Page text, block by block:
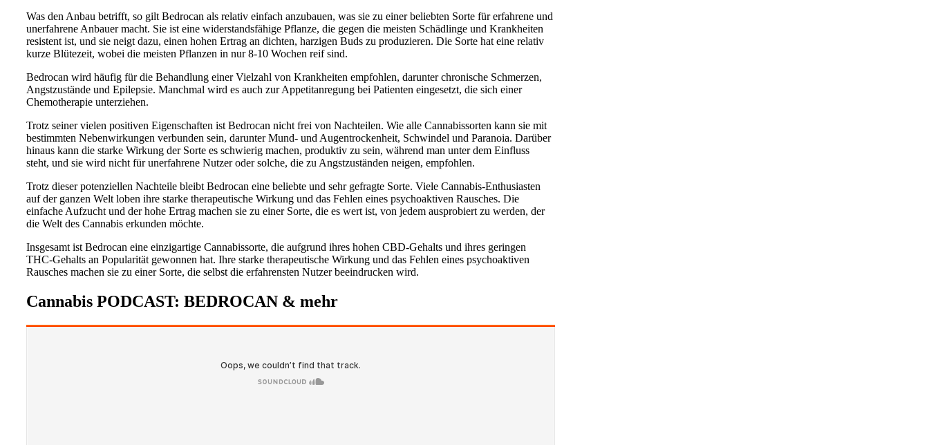
Was den Anbau betrifft, so gilt Bedrocan als relativ einfach anzubauen, was sie zu einer beliebten Sorte für erfahrene und
unerfahrene Anbauer macht. Sie ist eine widerstandsfähige Pflanze, die gegen die meisten Schädlinge und Krankheiten
resistent ist, und sie neigt dazu, einen hohen Ertrag an dichten, harzigen Buds zu produzieren. Die Sorte hat eine relativ
kurze Blütezeit, wobei die meisten Pflanzen in nur 8-10 Wochen reif sind.
Bedrocan wird häufig für die Behandlung einer Vielzahl von Krankheiten empfohlen, darunter chronische Schmerzen,
Angstzustände und Epilepsie. Manchmal wird es auch zur Appetitanregung bei Patienten eingesetzt, die sich einer
Chemotherapie unterziehen.
Trotz seiner vielen positiven Eigenschaften ist Bedrocan nicht frei von Nachteilen. Wie alle Cannabissorten kann sie mit
bestimmten Nebenwirkungen verbunden sein, darunter Mund- und Augentrockenheit, Schwindel und Paranoia. Darüber
hinaus kann die starke Wirkung der Sorte es schwierig machen, produktiv zu sein, während man unter dem Einfluss
steht, und sie wird nicht für unerfahrene Nutzer oder solche, die zu Angstzuständen neigen, empfohlen.
Trotz dieser potenziellen Nachteile bleibt Bedrocan eine beliebte und sehr gefragte Sorte. Viele Cannabis-Enthusiasten
auf der ganzen Welt loben ihre starke therapeutische Wirkung und das Fehlen eines psychoaktiven Rausches. Die
einfache Aufzucht und der hohe Ertrag machen sie zu einer Sorte, die es wert ist, von jedem ausprobiert zu werden, der
die Welt des Cannabis erkunden möchte.
Insgesamt ist Bedrocan eine einzigartige Cannabissorte, die aufgrund ihres hohen CBD-Gehalts und ihres geringen
THC-Gehalts an Popularität gewonnen hat. Ihre starke therapeutische Wirkung und das Fehlen eines psychoaktiven
Rausches machen sie zu einer Sorte, die selbst die erfahrensten Nutzer beeindrucken wird.
Cannabis PODCAST: BEDROCAN & mehr